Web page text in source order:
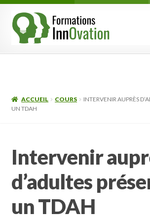
Aller
à
navigation
Aller
au
contenu
Mon compte
Contact
ACCUEIL COURS
INTERVENIR AUPRÈS
UN TDAH
Intervenir
d’adultes
un TDAH